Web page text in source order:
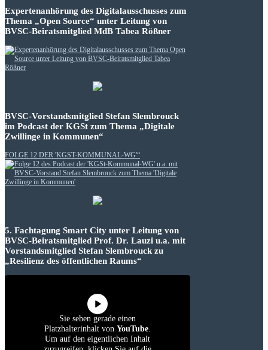
Expertenanhörung des Digitalausschusses zum
Thema „Open Source“ unter Leitung von
BVSC-Beiratsmitglied MdB Tabea Rößner
BVSC-Vorstandsmitglied Stefan Slembrouck
im Podcast der KGSt zum Thema „Digitale
Zwillinge in Kommunen“
FOLGE 12 DER 'KGST-KOMMUNAL-WG'“
5. Fachtagung Smart City unter Leitung von
BVSC-Beiratsmitglied Prof. Dr. Lauzi u.a. mit
Vorstandsmitglied Stefan Slembrouck zu
„Resilienz des öffentlichen Raums“
Sie sehen gerade einen
Platzhalterinhalt von YouTube
Um auf den eigentlichen Inhalt